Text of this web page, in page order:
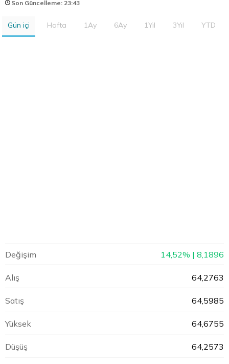
Son Güncelleme: 23:43
Gün içi Hafta 1Ay 6Ay 1Yıl 3Yıl YTD
Değişim 14,52% | 8,1896
Alış 64,2763
Satış 64,5985
Yüksek 64,6755
Düşüş 64,2573